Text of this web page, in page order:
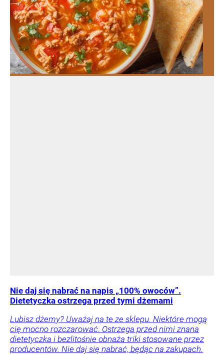
Nie daj się nabrać na napis „100% owoców”.
Dietetyczka ostrzega przed tymi dżemami
Lubisz dżemy? Uważaj na te ze sklepu. Niektóre mogą
cię mocno rozczarować. Ostrzega przed nimi znana
dietetyczka i bezlitośnie obnaża triki stosowane przez
producentów. Nie daj się nabrać, będąc na zakupach.